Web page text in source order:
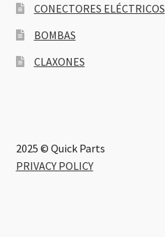
CONECTORES ELÉCTRICOS
BOMBAS
CLAXONES
2025 © Quick Parts
PRIVACY POLICY